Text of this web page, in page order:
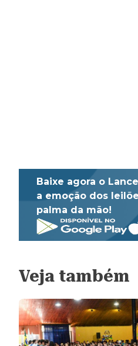
Baixe agora o
a emoção dos
palma da mão!
Veja também